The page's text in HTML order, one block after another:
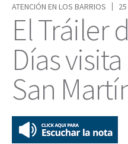
ATENCIÓN EN LOS BARRIOS
El Tráiler
Días
San